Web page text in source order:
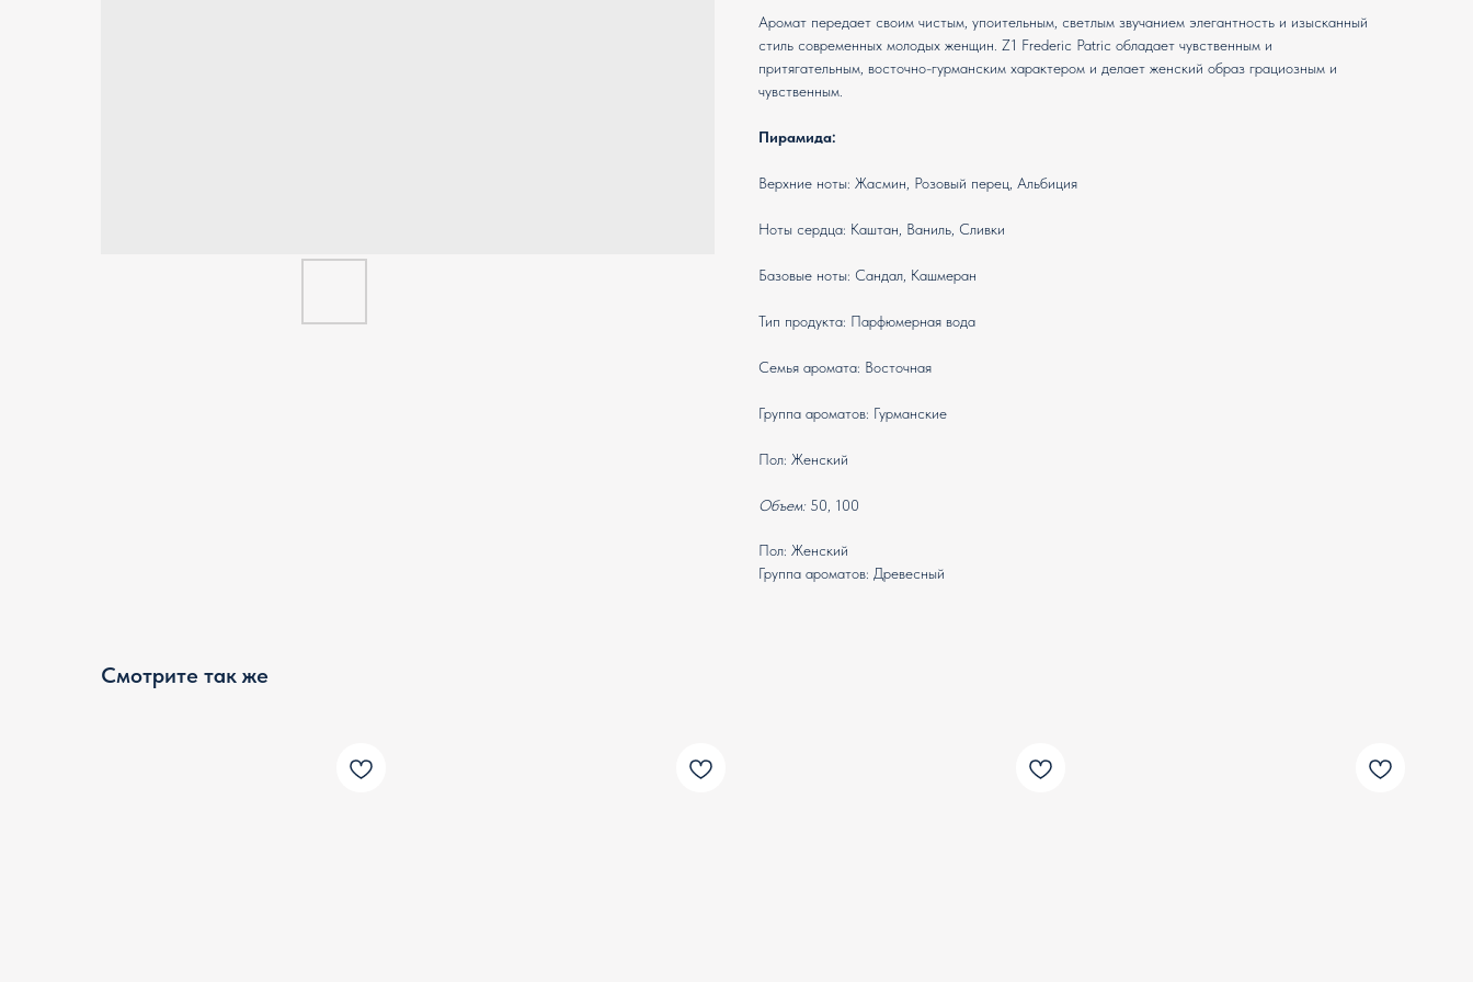
Аромат передает своим чистым, упоительным, светлым звучанием элегантность и изысканный
стиль современных молодых женщин. Z1 Frederic Patric обладает чувственным и
притягательным, восточно-гурманским характером и делает женский образ грациозным и
чувственным.
Пирамида:
Верхние ноты: Жасмин, Розовый перец, Альбиция
Ноты сердца: Каштан, Ваниль, Сливки
Базовые ноты: Сандал, Кашмеран
Тип продукта: Парфюмерная вода
Семья аромата: Восточная
Группа ароматов: Гурманские
Пол: Женский
Объем:50, 100
Пол: Женский
Группа ароматов: Древесный
Смотрите так же